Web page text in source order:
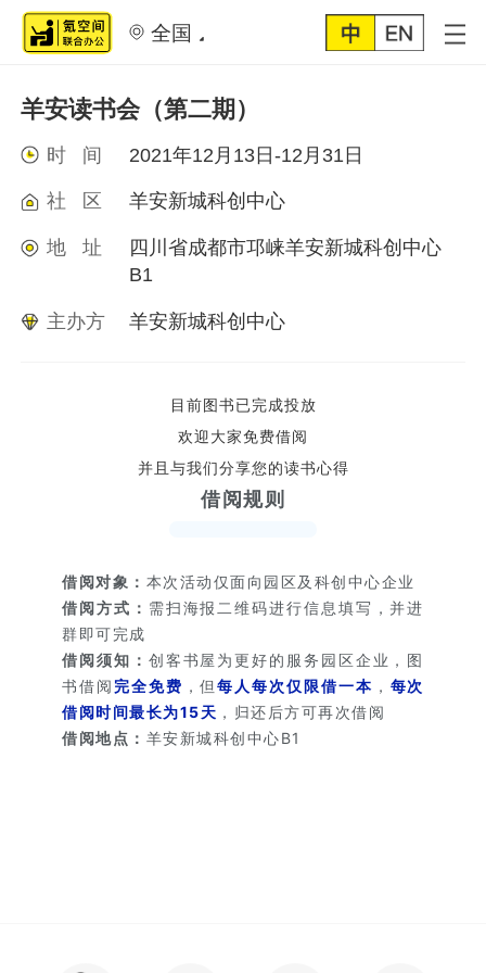
全国
羊安读书会（第二期）
时 间 2021年12月13日-12月31日
社 区 羊安新城科创中心
地 址
四川省成都市邛崃羊安新城科创中心
B1
主办方 羊安新城科创中心
目前图书已完成投放
欢迎大家免费借阅
并且与我们分享您的读书心得
借阅规则
借阅对象： 本次活动仅面向园区及科创中心企业
借阅方式： 需扫海报二维码进行信息填写，并进
群即可完成
借阅须知： 创客书屋为更好的服务园区企业，图
书借阅 完全免费 ，但每人每次仅限借一本 ， 每次
借阅时间最长为15天 ，归还后方可再次借阅
借阅地点： 羊安新城科创中心B1